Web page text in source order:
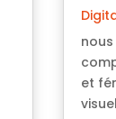
et